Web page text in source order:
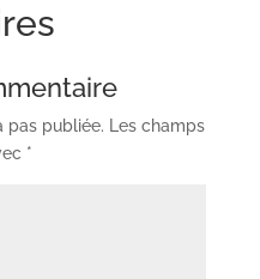
pas publiée.
Les champs
*